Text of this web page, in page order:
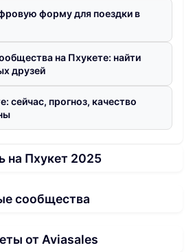
форму для поездки в
на Пхукете: найти
друзей
сейчас, прогноз, качество
на Пхукет 2025
сообщества
от Aviasales